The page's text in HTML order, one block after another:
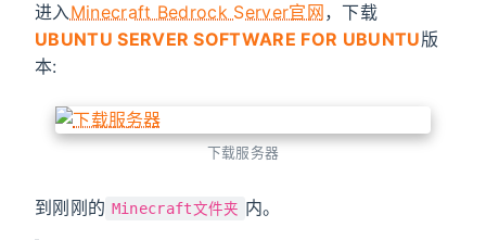
进入Minecraft Bedrock Server官网 ，下载
UBUNTU SERVER SOFTWARE FOR UBUNTU版
本:
下载服务器
到刚刚的 Minecraft文件夹 内。